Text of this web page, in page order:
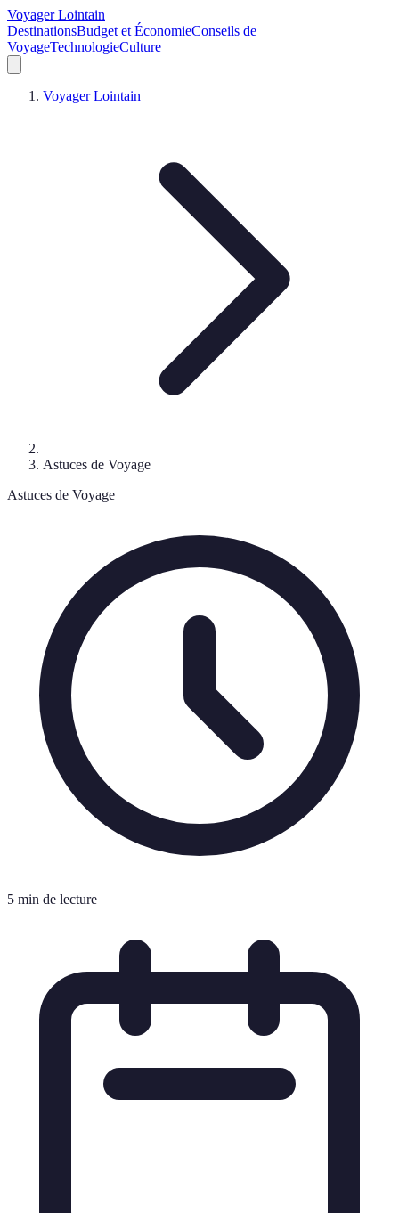
Voyager Lointain
DestinationsBudget et ÉconomieConseils de
VoyageTechnologieCulture
Voyager Lointain
Astuces de Voyage
Astuces de Voyage
5 min de lecture